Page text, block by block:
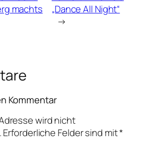
machts
„Dance All Night“
→
Kommentar
wird nicht
Erforderliche Felder sind mit*